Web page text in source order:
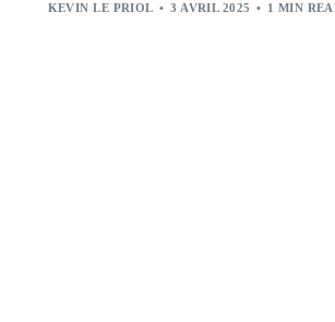
KEVIN LE PRIOL 3 AVRIL 2025 1 MIN